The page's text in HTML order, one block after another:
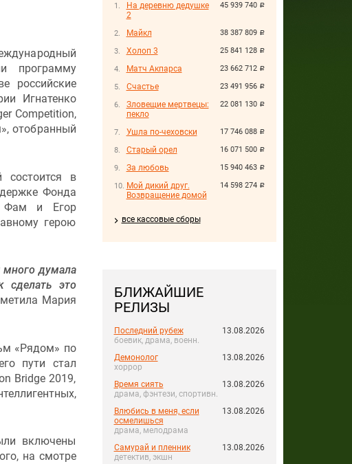
45 939 740 руб.
На деревню дедушке
2
38 387 809 руб.
Майкл
25 841 128 руб.
Холоп 3
23 662 712 руб.
Матч Акпарса
23 491 956 руб.
Счастье
22 081 130 руб.
Зловещие мертвецы:
пекло
17 746 088 руб.
Ушла по-чеховски
16 071 500 руб.
Старый орел
15 940 463 руб.
За любовь
14 598 274 руб.
Мой дикий друг.
Возвращение домой
все кассовые сборы
БЛИЖАЙШИЕ
РЕЛИЗЫ
Последний рубеж
боевик, драма, военн.
13.08.2026
Демонолог
хоррор
13.08.2026
Время сиять
драма, фэнтези, спортивн.
13.08.2026
Влюбись в меня, если
осмелишься
драма, мелодрама
13.08.2026
Самурай и пленник
детектив, экшн
13.08.2026
программу
российские
Игнатенко
Competition,
отобранный
состоится в
Фонда
Фам и Егор
герою
много думала
сделать это
Мария
«Рядом» по
пути стал
Bridge 2019,
включены
на смотре